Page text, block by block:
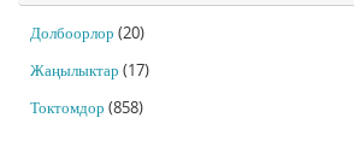
Долбоорлор (20)
Жаңылыктар (17)
Токтомдор (858)